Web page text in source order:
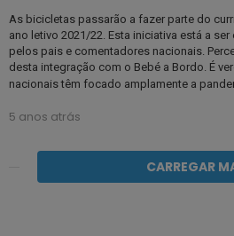
As bicicletas passarão a fazer parte do
ano letivo 2021/22. Esta iniciativa está a
pelos pais e comentadores nacionais.
desta integração com o Bebé a Bordo. É
nacionais têm focado amplamente a
5 anos atrás
CARREGAR